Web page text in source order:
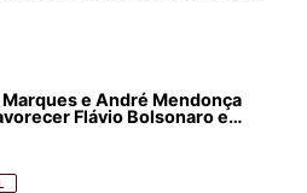
e André Mendonça
Flávio Bolsonaro e